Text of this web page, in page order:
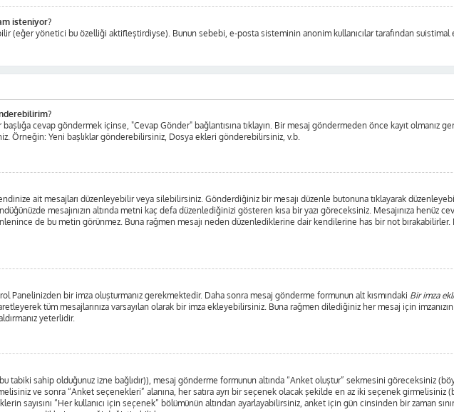
isteniyor?
(eğer yönetici bu özelliği aktifleştirdiyse). Bunun sebebi, e-posta sisteminin anonim kullanıcılar tarafından
cevap göndermek içinse, "Cevap Gönder" bağlantısına tıklayın. Bir mesaj göndermeden önce kayıt olmanız
Örneğin: Yeni başlıklar gönderebilirsiniz, Dosya ekleri gönderebilirsiniz, v.b.
ait mesajları düzenleyebilir veya silebilirsiniz. Gönderdiğiniz bir mesajı düzenle butonuna tıklayarak
mesajınızın altında metni kaç defa düzenlediğinizi gösteren kısa bir yazı göreceksiniz. Mesajınıza henüz
de bu metin görünmez. Buna rağmen mesajı neden düzenlediklerine dair kendilerine has bir not
Panelinizden bir imza oluşturmanız gerekmektedir. Daha sonra mesaj gönderme formunun alt kısmındaki Bir imza
tüm mesajlarınıza varsayılan olarak bir imza ekleyebilirsiniz. Buna rağmen dilediğiniz her mesaj için
yeterlidir.
tabiki sahip olduğunuz izne bağlıdır)), mesaj gönderme formunun altında “Anket oluştur” sekmesini göreceksiniz
ve sonra “Anket seçenekleri” alanına, her satıra ayrı bir seçenek olacak şekilde en az iki seçenek girmelisiniz
sayısını “Her kullanıcı için seçenek” bölümünün altından ayarlayabilirsiniz, anket için gün cinsinden bir zaman